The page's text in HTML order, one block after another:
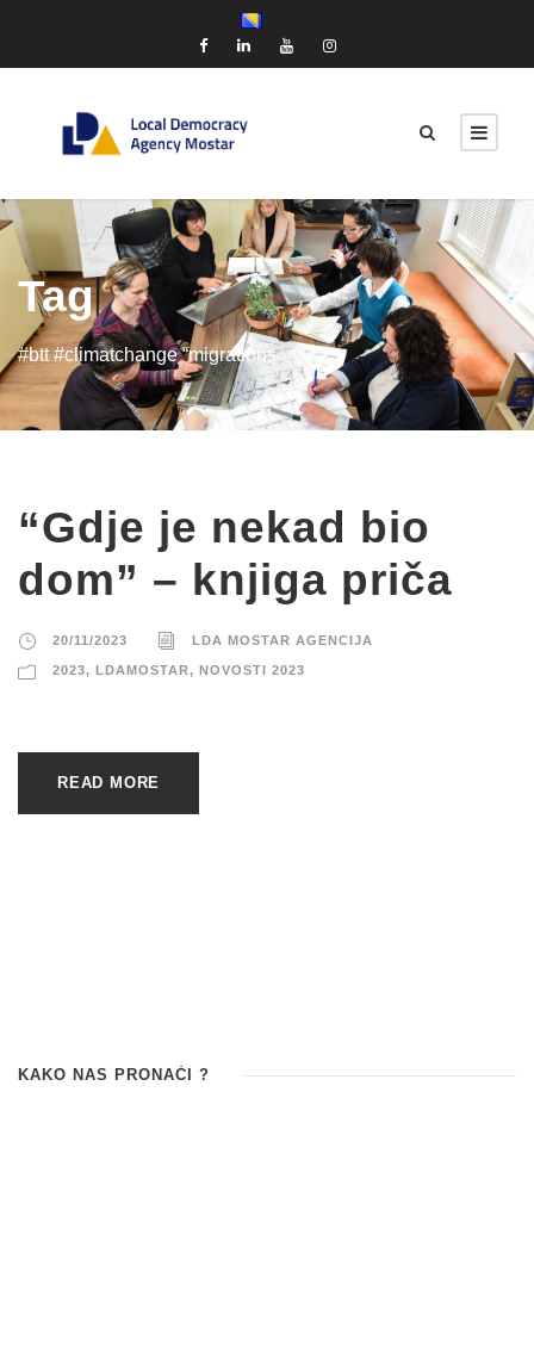
Tag
#btt #climatchange “migrations
“Gdje je nekad bio
dom” – knjiga priča
20/11/2023 LDA MOSTAR AGENCIJA
2023, LDAMOSTAR, NOVOSTI 2023
READ MORE
KAKO NAS PRONAĆI ?